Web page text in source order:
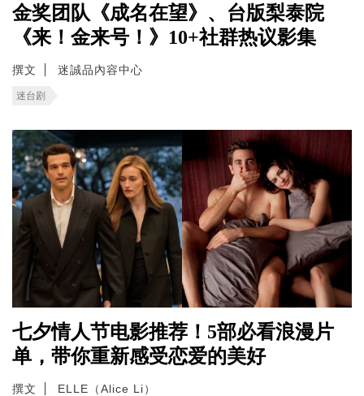
金奖团队《成名在望》、台版梨泰院
《来！金来号！》10+社群热议影集
撰文 迷誠品內容中心
迷台剧
七夕情人节电影推荐！5部必看浪漫片
单，带你重新感受恋爱的美好
撰文 ELLE（Alice Li）